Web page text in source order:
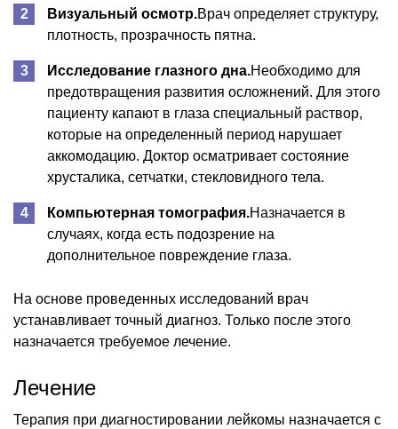
Визуальный осмотр.Врач определяет структуру,
плотность, прозрачность пятна.
Исследование глазного дна.Необходимо для
предотвращения развития осложнений. Для этого
пациенту капают в глаза специальный раствор,
которые на определенный период нарушает
аккомодацию. Доктор осматривает состояние
хрусталика, сетчатки, стекловидного тела.
Компьютерная томография.Назначается в
случаях, когда есть подозрение на
дополнительное повреждение глаза.
На основе проведенных исследований врач
устанавливает точный диагноз. Только после этого
назначается требуемое лечение.
Лечение
Терапия при диагностировании лейкомы назначается с